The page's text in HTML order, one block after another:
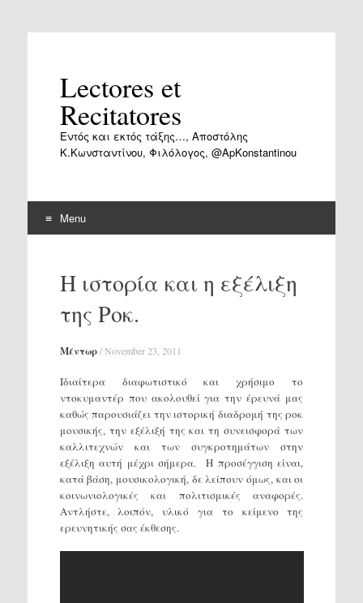
Lectores et
Recitatores
Εντός και εκτός τάξης…, Αποστόλης
Κ.Κωνσταντίνου, Φιλόλογος, @ApKonstantinou
Menu
contentΗ ιστορία και η εξέλιξη
της Ροκ.
Μέντωρ/November 23, 2011
Ιδιαίτερα διαφωτιστικό και χρήσιμο το
ντοκυμαντέρ που ακολουθεί για την έρευνά μας
καθώς παρουσιάζει την ιστορική διαδρομή της ροκ
μουσικής, την εξέλιξή της και τη συνεισφορά των
καλλιτεχνών και των συγκροτημάτων στην
εξέλιξη αυτή μέχρι σήμερα. Η προσέγγιση είναι,
κατά βάση, μουσικολογική, δε λείπουν όμως, και οι
κοινωνιολογικές και πολιτισμικές αναφορές.
Αντλήστε, λοιπόν, υλικό για το κείμενο της
ερευνητικής σας έκθεσης.